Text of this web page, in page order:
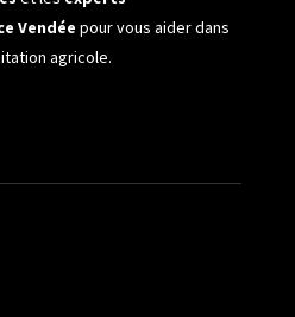
Vendée pour vous aider dans
agricole.